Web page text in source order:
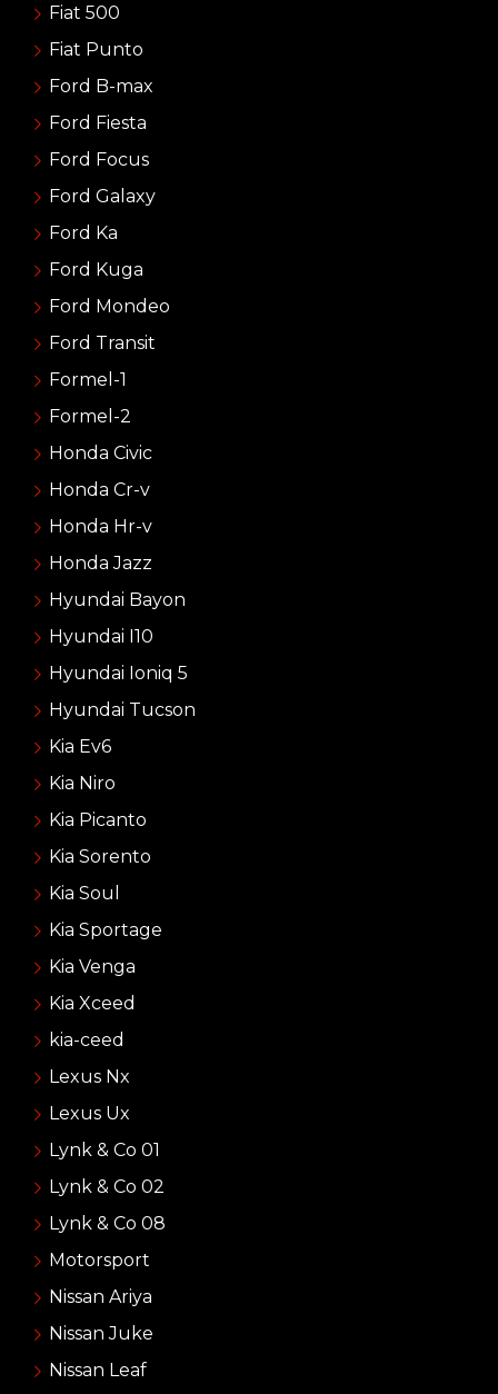
Fiat 500
Fiat Punto
Ford B-max
Ford Fiesta
Ford Focus
Ford Galaxy
Ford Ka
Ford Kuga
Ford Mondeo
Ford Transit
Formel-1
Formel-2
Honda Civic
Honda Cr-v
Honda Hr-v
Honda Jazz
Hyundai Bayon
Hyundai I10
Hyundai Ioniq 5
Hyundai Tucson
Kia Ev6
Kia Niro
Kia Picanto
Kia Sorento
Kia Soul
Kia Sportage
Kia Venga
Kia Xceed
kia-ceed
Lexus Nx
Lexus Ux
Lynk & Co 01
Lynk & Co 02
Lynk & Co 08
Motorsport
Nissan Ariya
Nissan Juke
Nissan Leaf